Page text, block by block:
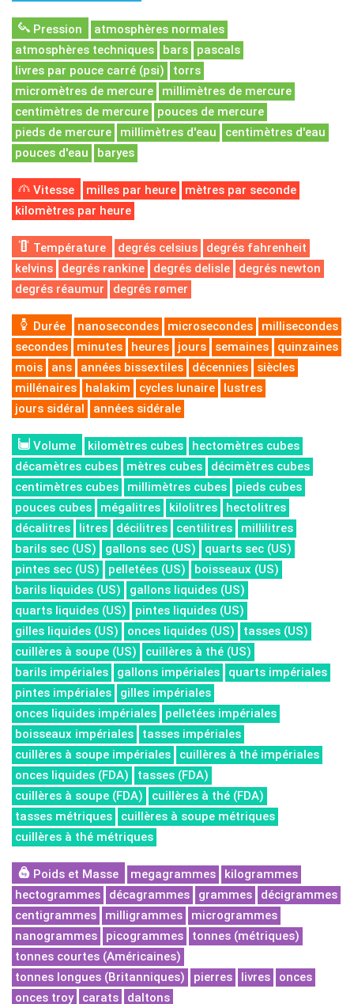
Pression
atmosphères normales
atmosphères techniques
bars
pascals
livres par pouce carré (psi)
torrs
micromètres de mercure
millimètres de mercure
centimètres de mercure
pouces de mercure
pieds de mercure
millimètres d'eau
centimètres d'eau
pouces d'eau
baryes
Vitesse milles par heure
mètres par seconde
kilomètres par heure
Température degrés celsius
degrés fahrenheit
kelvins
degrés rankine degrés delisle
degrés newton
degrés réaumur
degrés rømer
Durée nanosecondes microsecondes
millisecondes
secondes
minutes heures jours semaines
quinzaines
mois
ans années bissextiles décennies
siècles
millénaires
halakim cycles lunaire
lustres
jours sidéral
années sidérale
Volume kilomètres cubes
hectomètres cubes
décamètres cubes
mètres cubes
décimètres cubes
centimètres cubes
millimètres cubes
pieds cubes
pouces cubes
mégalitres kilolitres
hectolitres
décalitres
litres décilitres centilitres
millilitres
barils sec (US)
gallons sec (US)
quarts sec (US)
pintes sec (US)
pelletées (US)
boisseaux (US)
barils liquides (US)
gallons liquides (US)
quarts liquides (US)
pintes liquides (US)
gilles liquides (US)
onces liquides (US)
tasses (US)
cuillères à soupe (US)
cuillères à thé (US)
barils impériales
gallons impériales
quarts impériales
pintes impériales
gilles impériales
onces liquides impériales
pelletées impériales
boisseaux impériales
tasses impériales
cuillères à soupe impériales
cuillères à thé impériales
onces liquides (FDA)
tasses (FDA)
cuillères à soupe (FDA)
cuillères à thé (FDA)
tasses métriques
cuillères à soupe métriques
cuillères à thé métriques
Poids et Masse megagrammes
kilogrammes
hectogrammes
décagrammes grammes
décigrammes
centigrammes
milligrammes
microgrammes
nanogrammes
picogrammes
tonnes (métriques)
tonnes courtes (Américaines)
tonnes longues (Britanniques)
pierres livres
onces
onces troy
carats daltons